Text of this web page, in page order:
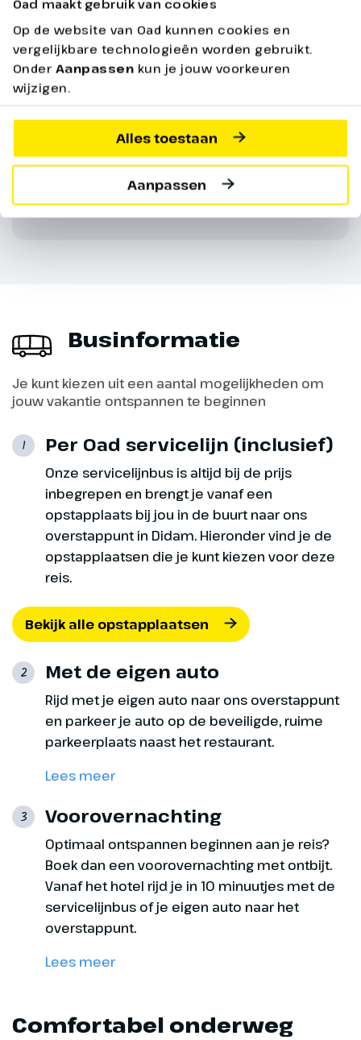
Oad maakt gebruik van cookies
Op de website van Oad kunnen cookies en
vergelijkbare technologieën worden gebruikt.
Onder Aanpassen kun je jouw voorkeuren
wijzigen.
Alles toestaan
Aanpassen
Vandaag zien we wederom veel
Jičín, gelegen aan de oostkant
van het natuurgebied Boheems
prachtig vierkant marktplein met
booggalerijen, de Mariazuil en
het stadspaleis Wallenstein uit
de 17e eeuw. Hier maken we een
korte stop en vervolgens rijden
we via een schilderachtige route
verder in de richting van de
de bekendste rotsengroep en
oudste natuurreservaten in
hier en daar kastelen gebouwd,
verleden.
Hoogtepunt
De reis gaat door bij minimaal 25
deelnemers.
Lees onder onze praktische informatie
alles over gegarandeerd vertrek.
Vragen? Onze reisspecialisten staan
altijd voor je klaar!
Businformatie
Je kunt kiezen uit een aantal mogelijkheden om
jouw vakantie ontspannen te beginnen
1 Per Oad servicelijn (inclusief)
Onze servicelijnbus is altijd bij de prijs
inbegrepen en brengt je vanaf een
opstapplaats bij jou in de buurt naar ons
overstappunt in Didam. Hieronder vind je de
opstapplaatsen die je kunt kiezen voor deze
reis.
Bekijk alle opstapplaatsen
2 Met de eigen auto
Rijd met je eigen auto naar ons overstappunt
en parkeer je auto op de beveiligde, ruime
parkeerplaats naast het restaurant.
Lees meer
3 Voorovernachting
Optimaal ontspannen beginnen aan je reis?
Boek dan een voorovernachting met ontbijt.
Vanaf het hotel rijd je in 10 minuutjes met de
servicelijnbus of je eigen auto naar het
overstappunt.
Lees meer
Comfortabel onderweg